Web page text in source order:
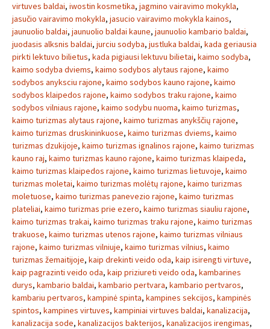
virtuves baldai, iwostin kosmetika, jagmino vairavimo mokykla,
jasučio vairavimo mokykla, jasucio vairavimo mokykla kainos,
jaunuolio baldai, jaunuolio baldai kaune, jaunuolio kambario baldai,
juodasis alksnis baldai, jurciu sodyba, justluka baldai, kada geriausia
pirkti lektuvo bilietus, kada pigiausi lektuvu bilietai, kaimo sodyba,
kaimo sodyba dviems, kaimo sodybos alytaus rajone, kaimo
sodybos anyksciu rajone, kaimo sodybos kauno rajone, kaimo
sodybos klaipedos rajone, kaimo sodybos traku rajone, kaimo
sodybos vilniaus rajone, kaimo sodybu nuoma, kaimo turizmas,
kaimo turizmas alytaus rajone, kaimo turizmas anykščių rajone,
kaimo turizmas druskininkuose, kaimo turizmas dviems, kaimo
turizmas dzukijoje, kaimo turizmas ignalinos rajone, kaimo turizmas
kauno raj, kaimo turizmas kauno rajone, kaimo turizmas klaipeda,
kaimo turizmas klaipedos rajone, kaimo turizmas lietuvoje, kaimo
turizmas moletai, kaimo turizmas molėtų rajone, kaimo turizmas
moletuose, kaimo turizmas panevezio rajone, kaimo turizmas
plateliai, kaimo turizmas prie ezero, kaimo turizmas siauliu rajone,
kaimo turizmas trakai, kaimo turizmas traku rajone, kaimo turizmas
trakuose, kaimo turizmas utenos rajone, kaimo turizmas vilniaus
rajone, kaimo turizmas vilniuje, kaimo turizmas vilnius, kaimo
turizmas žemaitijoje, kaip drekinti veido oda, kaip isirengti virtuve,
kaip pagrazinti veido oda, kaip priziureti veido oda, kambarines
durys, kambario baldai, kambario pertvara, kambario pertvaros,
kambariu pertvaros, kampinė spinta, kampines sekcijos, kampinės
spintos, kampines virtuves, kampiniai virtuves baldai, kanalizacija,
kanalizacija sode, kanalizacijos bakterijos, kanalizacijos irengimas,